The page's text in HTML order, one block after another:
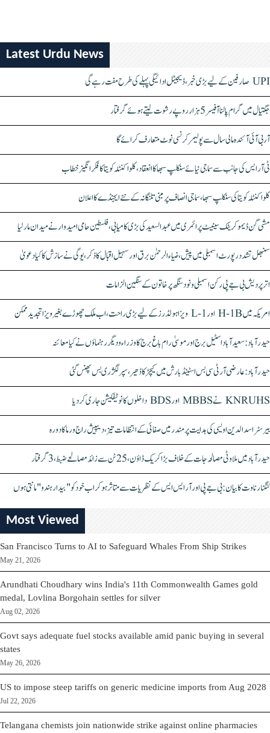
Latest Urdu News
UPI صارفین کے لیے بڑی خبر، ڈیجیٹل ادائیگی پہلے کی طرح مفت رہے گی
جگتیال میں گرام پالنا آفیسر 5 ہزار روپے رشوت لیتے ہوئے گرفتار
آر بی آئی آئندہ مالی سال سے پولیمر کرنسی نوٹ متعارف کرائے گا
ٹی آر ایس کی جانب سے سماجی نیائے سنکلپ سبھا کا انعقاد، کلواکنٹلہ کویتا کا فکر انگیز خطاب
کلواکنٹلہ کویتا کی سنکلپ سبھا، سماجی انصاف پر مبنی تلنگانہ کے نئے ایجنڈے کا اعلان
مشی گن ڈیموکریٹک سینیٹ پرائمری میں عبدالسعید کی بڑی کامیابی، فلسطین حامی امیدوار نے میدان مار لیا
سنبھل تشدد رپورٹ اسمبلی میں پیش، ضیاء الرحمٰن برق اور سہیل اقبال کا ذکر، یوگی نے سازش کا کیا دعویٰ
اتر پردیش بی جے پی رکن اسمبلی ونود سنگھ پر خاتون کے سنگین الزامات
امریکہ میں H-1B اور L-1 ویزا ہولڈرز کے لیے بڑی راحت، اب ملک چھوڑے بغیر ویزا تجدید ممکن
حیدرآباد: سعیدآباد اسٹیل برج اور موسیٰ رام باغ برج کا وزراء و دیگر رہنماؤں نے کیا معائنہ
حیدرآباد: عارضی آر ٹی سی بس اسٹینڈ بارش میں کیچڑ کا ڈھیر، سپر لگژری بس پھنس گئی
KNRUHS نے MBBS اور BDS داخلوں کا نوٹیفکیشن جاری کر دیا
بیرسٹر اسدالدین اویسی کی ہدایت پر مندر میں صفائی کے انتظامات تیز، دیپیش راج ورما کا دورہ
حیدرآباد میں ملاوٹی مصالحہ جات کے خلاف بڑا کریک ڈاؤن، 25 ٹن سے زائد مصالحے ضبط، 3 گرفتار
کنگنا رناوت کا بیان: بی جے پی اور آر ایس ایس کے نظریات سے متاثر ہو کر اب خود کو "بیدار ہندو" مانتی ہوں
Most Viewed
San Francisco Turns to AI to Safeguard Whales From Ship Strikes
May 21, 2026
Arundhati Choudhary wins India's 11th Commonwealth Games gold
medal, Lovlina Borgohain settles for silver
Aug 02, 2026
Govt says adequate fuel stocks available amid panic buying in several
states
May 26, 2026
US to impose steep tariffs on generic medicine imports from Aug 2028
Jul 22, 2026
Telangana chemists join nationwide strike against online pharmacies